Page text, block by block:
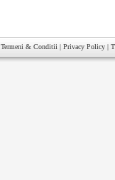
Termeni & Conditii | Privacy Policy |